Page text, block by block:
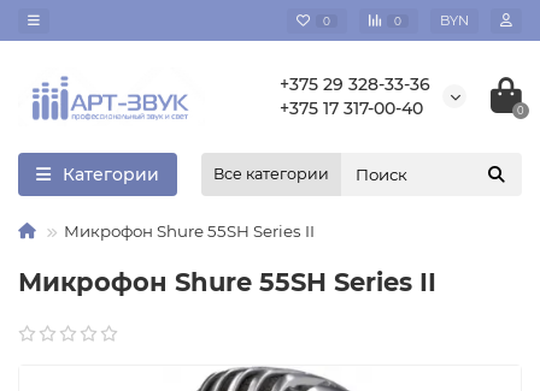
0 0 BYN
+375 29 328-33-36
+375 17 317-00-40
0
Категории Все категории
Микрофон Shure 55SH Series II
Микрофон Shure 55SH Series II